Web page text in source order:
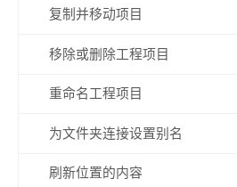
复制并移动项目
移除或删除工程项目
重命名工程项目
为文件夹连接设置别名
刷新位置的内容